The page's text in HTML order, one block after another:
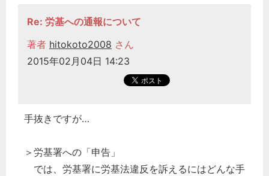
Re: 労基への通報について
著者 hitokoto2008 さん
2015年02月04日 14:23
手抜きですが…
＞労基署への「申告」
では、労基署に労基法違反を訴えるにはどんな手